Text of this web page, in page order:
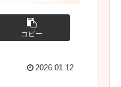
コピー
2026.01.12